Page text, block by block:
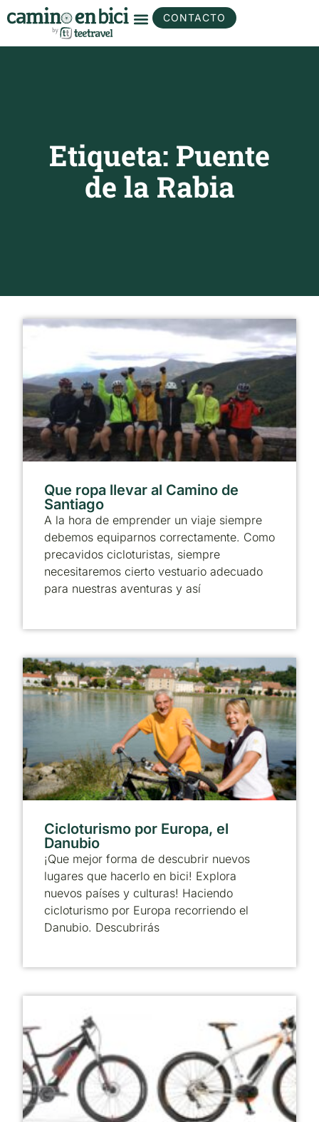
CONTACTO
Etiqueta: Puente
de la Rabia
Que ropa llevar al Camino de
Santiago
A la hora de emprender un viaje siempre
debemos equiparnos correctamente. Como
precavidos cicloturistas, siempre
necesitaremos cierto vestuario adecuado
para nuestras aventuras y así
Cicloturismo por Europa, el
Danubio
¡Que mejor forma de descubrir nuevos
lugares que hacerlo en bici! Explora
nuevos países y culturas! Haciendo
cicloturismo por Europa recorriendo el
Danubio. Descubrirás